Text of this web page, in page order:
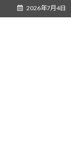
2026年7月4日